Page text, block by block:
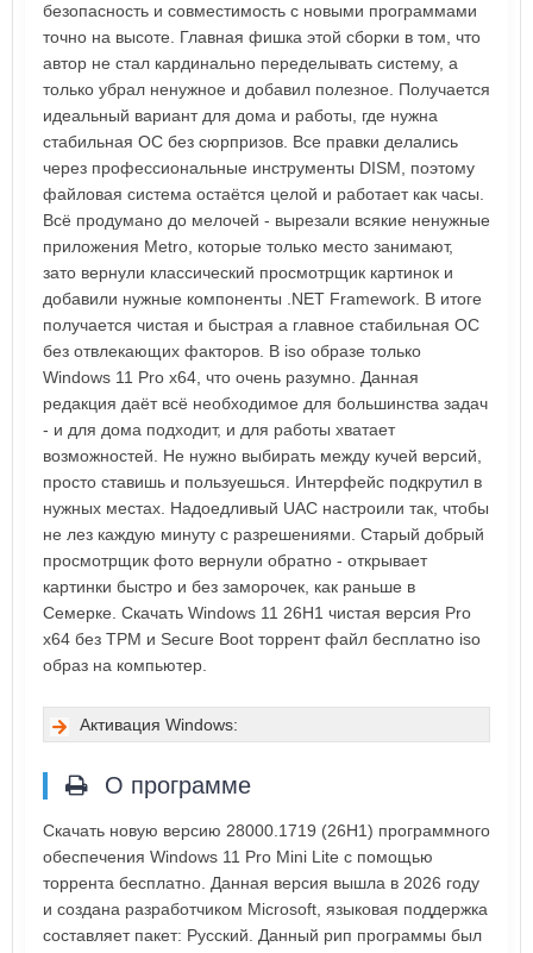
безопасность и совместимость с новыми программами
точно на высоте. Главная фишка этой сборки в том, что
автор не стал кардинально переделывать систему, а
только убрал ненужное и добавил полезное. Получается
идеальный вариант для дома и работы, где нужна
стабильная ОС без сюрпризов. Все правки делались
через профессиональные инструменты DISM, поэтому
файловая система остаётся целой и работает как часы.
Всё продумано до мелочей - вырезали всякие ненужные
приложения Metro, которые только место занимают,
зато вернули классический просмотрщик картинок и
добавили нужные компоненты .NET Framework. В итоге
получается чистая и быстрая а главное стабильная ОС
без отвлекающих факторов. В iso образе только
Windows 11 Pro x64, что очень разумно. Данная
редакция даёт всё необходимое для большинства задач
- и для дома подходит, и для работы хватает
возможностей. Не нужно выбирать между кучей версий,
просто ставишь и пользуешься. Интерфейс подкрутил в
нужных местах. Надоедливый UAC настроили так, чтобы
не лез каждую минуту с разрешениями. Старый добрый
просмотрщик фото вернули обратно - открывает
картинки быстро и без заморочек, как раньше в
Семерке. Скачать Windows 11 26H1 чистая версия Pro
x64 без TPM и Secure Boot торрент файл бесплатно iso
образ на компьютер.
Активация Windows:
О программе
Скачать новую версию 28000.1719 (26H1) программного
обеспечения Windows 11 Pro Mini Lite с помощью
торрента бесплатно. Данная версия вышла в 2026 году
и создана разработчиком Microsoft, языковая поддержка
составляет пакет: Русский. Данный рип программы был